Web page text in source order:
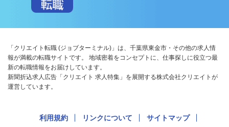
「クリエイト転職 (ジョブターミナル)」は、千葉県東金市・その他の求人情
報が満載の転職サイトです。 地域密着をコンセプトに、仕事探しに役立つ最
新の転職情報をお届けしています。
新聞折込求人広告「クリエイト 求人特集」を展開する株式会社クリエイトが
運営しています。
利用規約 リンクについて サイトマップ